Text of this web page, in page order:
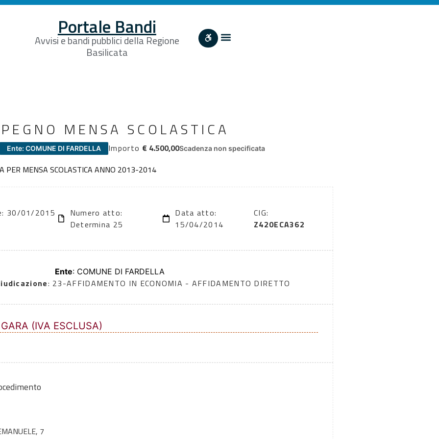
Portale Bandi
Avvisi e bandi pubblici della Regione
Basilicata
MENSA SCOLASTICA
Ente: COMUNE DI FARDELLA Importo € 4.500,00Scadenza non specificata
PER MENSA SCOLASTICA ANNO 2013-2014
30/01/2015
Numero atto:
Determina 25
Data atto:
15/04/2014
CIG:
Z420ECA362
Ente: COMUNE DI FARDELLA
: 23-AFFIDAMENTO IN ECONOMIA - AFFIDAMENTO DIRETTO
(IVA ESCLUSA)
7